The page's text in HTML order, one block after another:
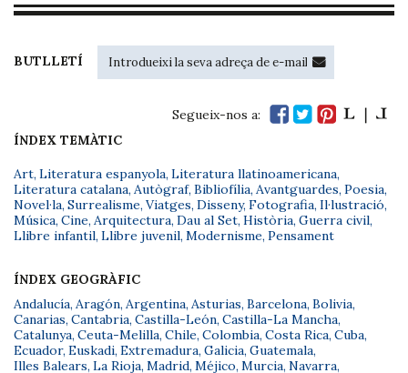
BUTLLETÍ
Segueix-nos a:
ÍNDEX TEMÀTIC
Art, Literatura espanyola, Literatura llatinoamericana,
Literatura catalana, Autògraf, Bibliofília, Avantguardes, Poesia,
Novel·la, Surrealisme, Viatges, Disseny, Fotografia, Il·lustració,
Música, Cine, Arquitectura, Dau al Set, Història, Guerra civil,
Llibre infantil, Llibre juvenil, Modernisme, Pensament
ÍNDEX GEOGRÀFIC
Andalucía, Aragón, Argentina, Asturias, Barcelona, Bolivia,
Canarias, Cantabria, Castilla-León, Castilla-La Mancha,
Catalunya, Ceuta-Melilla, Chile, Colombia, Costa Rica, Cuba,
Ecuador, Euskadi, Extremadura, Galicia, Guatemala,
Illes Balears, La Rioja, Madrid, Méjico, Murcia, Navarra,